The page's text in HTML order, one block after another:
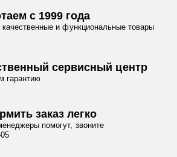
с 1999 года
качественные и функциональные товары
сервисный центр
гарантию
заказ легко
помогут, звоните